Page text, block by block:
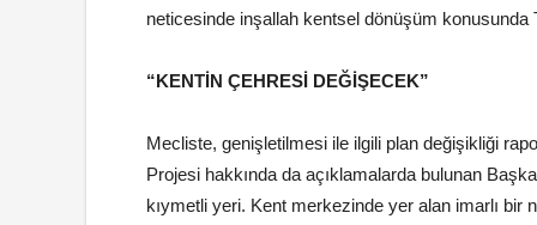
neticesinde inşallah kentsel dönüşüm konusunda
“KENTİN ÇEHRESİ DEĞİŞECEK”
Mecliste, genişletilmesi ile ilgili plan değişikliği
Projesi hakkında da açıklamalarda bulunan
kıymetli yeri. Kent merkezinde yer alan imarlı bir